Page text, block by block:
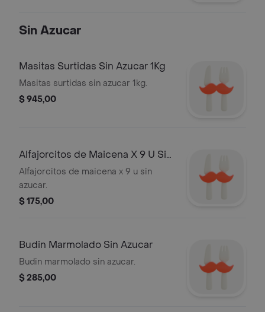
Sin Azucar
Masitas Surtidas Sin Azucar 1Kg
Masitas surtidas sin azucar 1kg.
$ 945,00
Alfajorcitos de Maicena X 9 U Sin
Azucar
Alfajorcitos de maicena x 9 u sin
azucar.
$ 175,00
Budin Marmolado Sin Azucar
Budin marmolado sin azucar.
$ 285,00